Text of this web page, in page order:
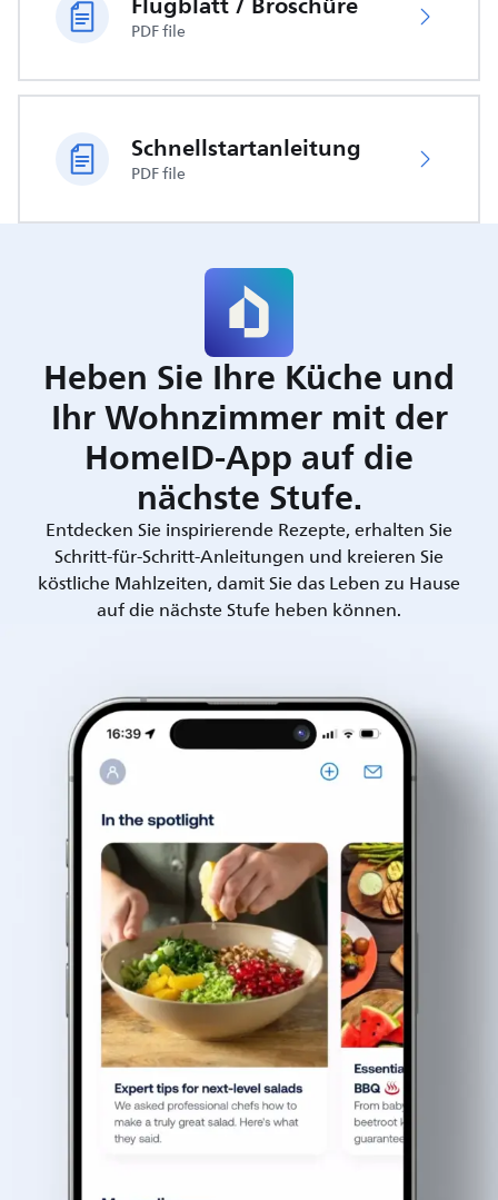
PDF file
Schnellstartanleitung
PDF file
Heben Sie Ihre Küche und
Ihr Wohnzimmer mit der
HomeID-App auf die
nächste Stufe.
Entdecken Sie inspirierende Rezepte, erhalten Sie
Schritt-für-Schritt-Anleitungen und kreieren Sie
köstliche Mahlzeiten, damit Sie das Leben zu Hause
auf die nächste Stufe heben können.